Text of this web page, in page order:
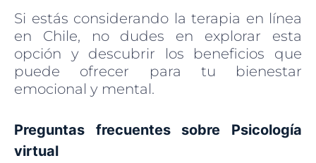
Si estás considerando la terapia en línea
en Chile, no dudes en explorar esta
opción y descubrir los beneficios que
puede ofrecer para tu bienestar
emocional y mental.
Preguntas frecuentes sobre Psicología
virtual